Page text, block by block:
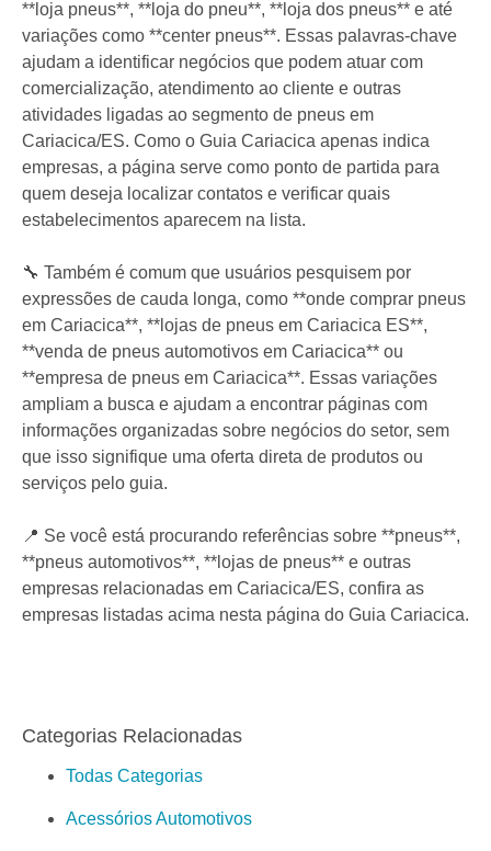
**loja pneus**, **loja do pneu**, **loja dos pneus** e até
variações como **center pneus**. Essas palavras-chave
ajudam a identificar negócios que podem atuar com
comercialização, atendimento ao cliente e outras
atividades ligadas ao segmento de pneus em
Cariacica/ES. Como o Guia Cariacica apenas indica
empresas, a página serve como ponto de partida para
quem deseja localizar contatos e verificar quais
estabelecimentos aparecem na lista.
🔧 Também é comum que usuários pesquisem por
expressões de cauda longa, como **onde comprar pneus
em Cariacica**, **lojas de pneus em Cariacica ES**,
**venda de pneus automotivos em Cariacica** ou
**empresa de pneus em Cariacica**. Essas variações
ampliam a busca e ajudam a encontrar páginas com
informações organizadas sobre negócios do setor, sem
que isso signifique uma oferta direta de produtos ou
serviços pelo guia.
📍 Se você está procurando referências sobre **pneus**,
**pneus automotivos**, **lojas de pneus** e outras
empresas relacionadas em Cariacica/ES, confira as
empresas listadas acima nesta página do Guia Cariacica.
Categorias Relacionadas
Todas Categorias
Acessórios Automotivos